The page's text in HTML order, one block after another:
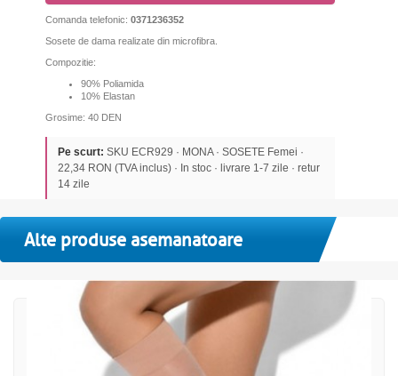
Comanda telefonic: 0371236352
Sosete de dama realizate din microfibra.
Compozitie:
90% Poliamida
10% Elastan
Grosime: 40 DEN
Pe scurt: SKU ECR929 · MONA · SOSETE Femei ·
22,34 RON (TVA inclus) · In stoc · livrare 1-7 zile · retur
14 zile
Alte produse asemanatoare